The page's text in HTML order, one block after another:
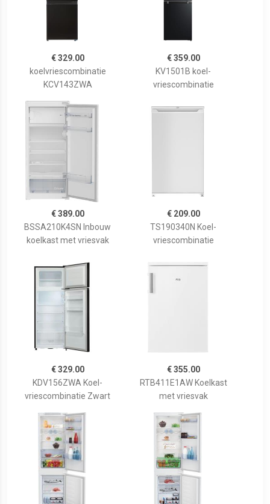
€ 329.00
koelvriescombinatie
KCV143ZWA
€ 359.00
KV1501B koel-
vriescombinatie
€ 389.00
BSSA210K4SN Inbouw
koelkast met vriesvak
€ 209.00
TS190340N Koel-
vriescombinatie
€ 329.00
KDV156ZWA Koel-
vriescombinatie Zwart
€ 355.00
RTB411E1AW Koelkast
met vriesvak